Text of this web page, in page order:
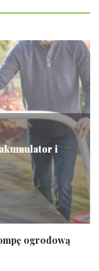
i
ogrodową